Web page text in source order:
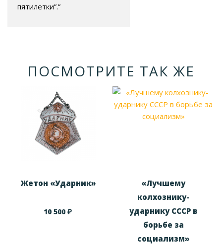
пятилетки”.”
ПОСМОТРИТЕ ТАК ЖЕ
Жетон «Ударник»
10 500₽
«Лучшему
колхознику-
ударнику СССР в
борьбе за
социализм»